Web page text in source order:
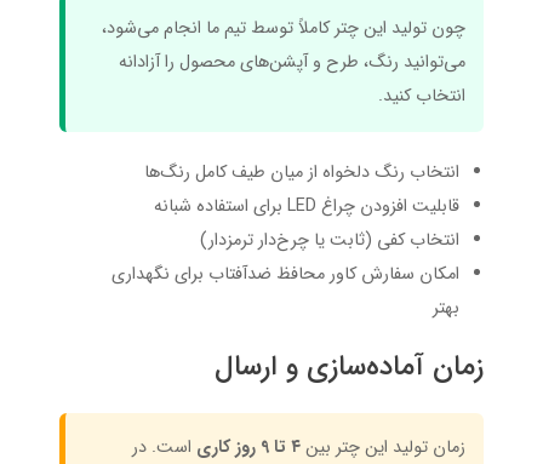
چون تولید این چتر کاملاً توسط تیم ما انجام می‌شود،
می‌توانید رنگ، طرح و آپشن‌های محصول را آزادانه
انتخاب کنید.
انتخاب رنگ دلخواه از میان طیف کامل رنگ‌ها
قابلیت افزودن چراغ LED برای استفاده شبانه
انتخاب کفی (ثابت یا چرخ‌دار ترمزدار)
امکان سفارش کاور محافظ ضدآفتاب برای نگهداری
بهتر
زمان آماده‌سازی و ارسال
زمان تولید این چتر بین۴ تا 9 روز کاری
است. در